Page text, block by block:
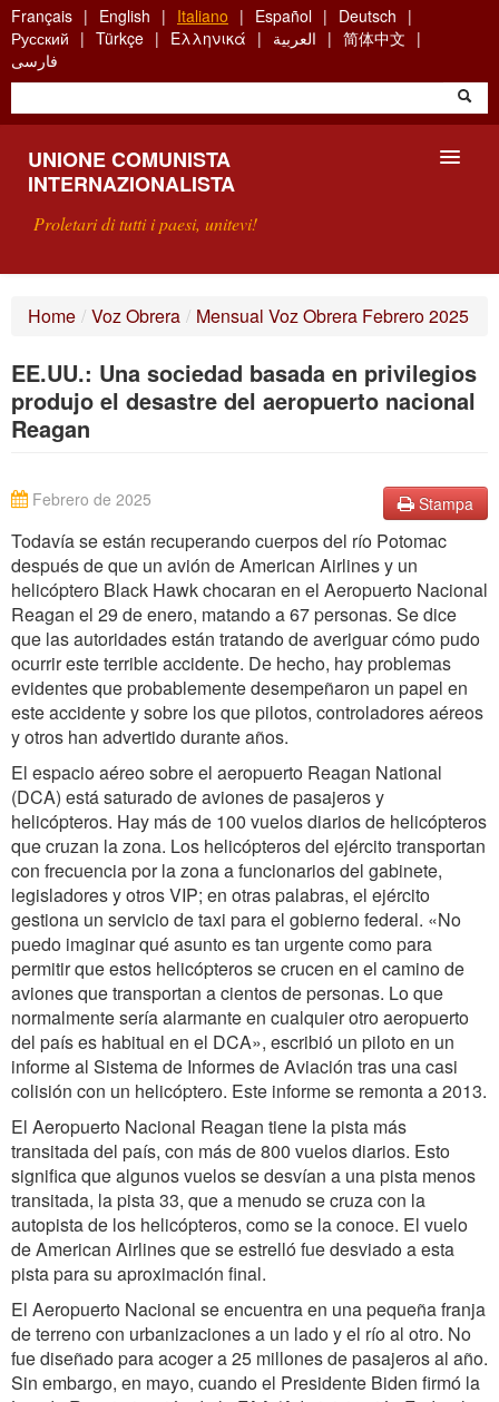
Skip
to
main
content
Français English Italiano Español
Deutsch
Русский
Türkçe Ελληνικά العربية
简体中文
فارسی
UNIONE COMUNISTA
INTERNAZIONALISTA
Proletari di tutti i paesi, unitevi!
RICERCA
SCRIVETECI
Home / Voz Obrera / Mensual Voz Obrera Febrero 2025
EE.UU.: Una sociedad basada en privilegios
produjo el desastre del aeropuerto nacional
Reagan
Stampa
Febrero de 2025
Todavía se están recuperando cuerpos del río Potomac
después de que un avión de American Airlines y un
helicóptero Black Hawk chocaran en el Aeropuerto Nacional
Reagan el 29 de enero, matando a 67 personas. Se dice
que las autoridades están tratando de averiguar cómo pudo
ocurrir este terrible accidente. De hecho, hay problemas
evidentes que probablemente desempeñaron un papel en
este accidente y sobre los que pilotos, controladores aéreos
y otros han advertido durante años.
El espacio aéreo sobre el aeropuerto Reagan National
(DCA) está saturado de aviones de pasajeros y
helicópteros. Hay más de 100 vuelos diarios de helicópteros
que cruzan la zona. Los helicópteros del ejército transportan
con frecuencia por la zona a funcionarios del gabinete,
legisladores y otros VIP; en otras palabras, el ejército
gestiona un servicio de taxi para el gobierno federal. «No
puedo imaginar qué asunto es tan urgente como para
permitir que estos helicópteros se crucen en el camino de
aviones que transportan a cientos de personas. Lo que
normalmente sería alarmante en cualquier otro aeropuerto
del país es habitual en el DCA», escribió un piloto en un
informe al Sistema de Informes de Aviación tras una casi
colisión con un helicóptero. Este informe se remonta a 2013.
El Aeropuerto Nacional Reagan tiene la pista más
transitada del país, con más de 800 vuelos diarios. Esto
significa que algunos vuelos se desvían a una pista menos
transitada, la pista 33, que a menudo se cruza con la
autopista de los helicópteros, como se la conoce. El vuelo
de American Airlines que se estrelló fue desviado a esta
pista para su aproximación final.
El Aeropuerto Nacional se encuentra en una pequeña franja
de terreno con urbanizaciones a un lado y el río al otro. No
fue diseñado para acoger a 25 millones de pasajeros al año.
Sin embargo, en mayo, cuando el Presidente Biden firmó la